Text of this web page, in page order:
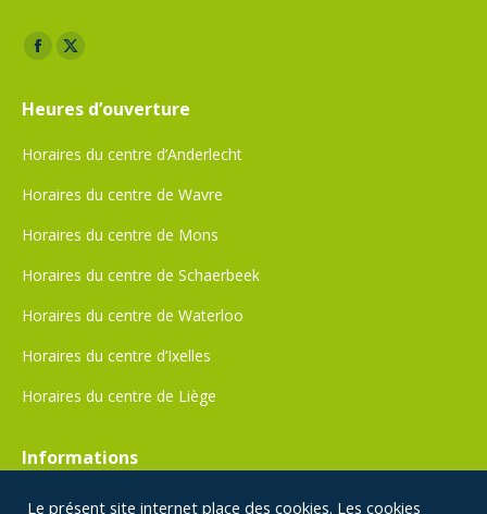
Trouvez nous sur :
Facebook
opens
window
X
opens
window
Heures d’ouverture
Horaires du centre d’Anderlecht
Horaires du centre de Wavre
Horaires du centre de Mons
Horaires du centre de Schaerbeek
Horaires du centre de Waterloo
Horaires du centre d’Ixelles
Horaires du centre de Liège
Informations
Politique de confidentialité
Le présent site internet place des cookies. Les cookies